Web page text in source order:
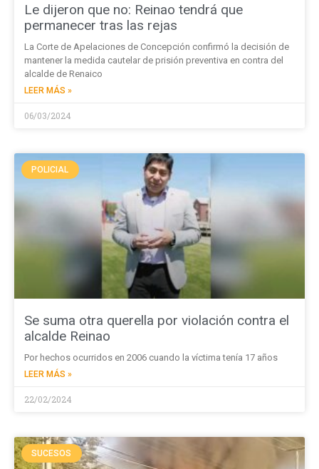
Le dijeron que no: Reinao tendrá que
permanecer tras las rejas
La Corte de Apelaciones de Concepción confirmó la decisión de
mantener la medida cautelar de prisión preventiva en contra del
alcalde de Renaico
LEER MÁS »
06/03/2024
POLICIAL
Se suma otra querella por violación contra el
alcalde Reinao
Por hechos ocurridos en 2006 cuando la víctima tenía 17 años
LEER MÁS »
22/02/2024
SUCESOS